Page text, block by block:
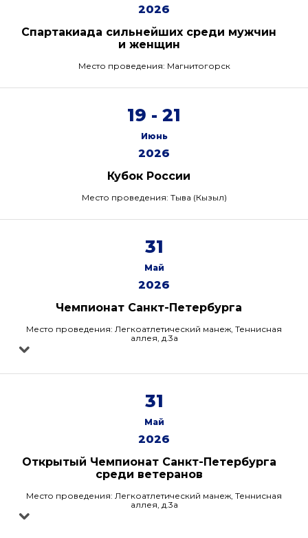
2026
Спартакиада сильнейших среди мужчин
и женщин
Место проведения: Магнитогорск
19 - 21
Июнь
2026
Кубок России
Место проведения: Тыва (Кызыл)
31
Май
2026
Чемпионат Санкт-Петербурга
Место проведения: Легкоатлетический манеж, Теннисная
аллея, д.3а
31
Май
2026
Открытый Чемпионат Санкт-Петербурга
среди ветеранов
Место проведения: Легкоатлетический манеж, Теннисная
аллея, д.3а